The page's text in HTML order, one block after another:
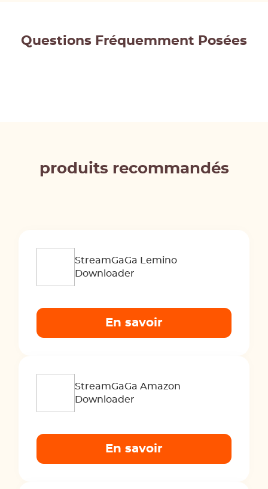
Questions Fréquemment Posées
produits recommandés
StreamGaGa Lemino
Downloader
En savoir
StreamGaGa Amazon
Downloader
En savoir